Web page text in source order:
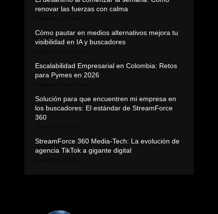
renovar las fuerzas con calma
Cómo pautar en medios alternativos mejora tu
visibilidad en IA y buscadores
Escalabilidad Empresarial en Colombia: Retos
para Pymes en 2026
Solución para que encuentren mi empresa en
los buscadores: El estándar de StreamForce
360
StreamForce 360 Media-Tech: La evolución de
agencia TikTok a gigante digital